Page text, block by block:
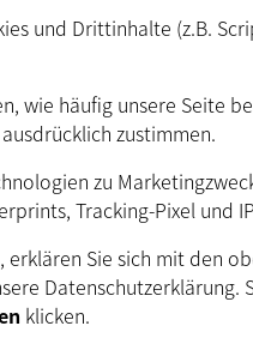
4,75VDCbis5,25VDC
und Drittinhalte (z.B.
wie häufig unsere Seite
zustimmen.
zu
Tracking-Pixel und
erklären Sie sich mit den
Datenschutzerklärung.
klicken.